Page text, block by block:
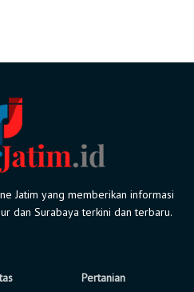
Jatim yang memberikan informasi
dan Surabaya terkini dan terbaru.
Pertanian